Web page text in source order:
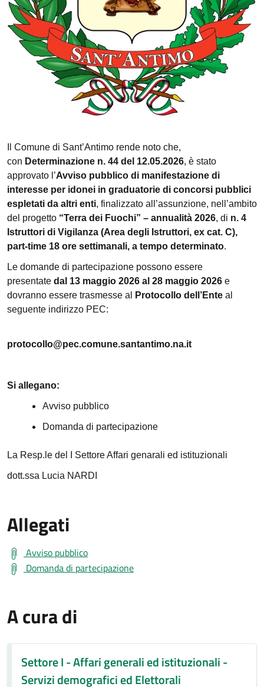
Il Comune di Sant’Antimo rende noto che,
con Determinazione n. 44 del 12.05.2026, è stato
approvato l’Avviso pubblico di manifestazione di
interesse per idonei in graduatorie di concorsi pubblici
espletati da altri enti, finalizzato all’assunzione, nell’ambito
del progetto “Terra dei Fuochi” – annualità 2026, di n. 4
Istruttori di Vigilanza (Area degli Istruttori, ex cat. C),
part-time 18 ore settimanali, a tempo determinato.
Le domande di partecipazione possono essere
presentate dal 13 maggio 2026 al 28 maggio 2026 e
dovranno essere trasmesse al
Protocollo dell’Ente al
seguente indirizzo PEC:
protocollo@pec.comune.santantimo.na.it
Si allegano:
Avviso pubblico
Domanda di partecipazione
La Resp.le del I Settore Affari genarali ed istituzionali
dott.ssa Lucia NARDI
Allegati
Avviso pubblico
Domanda di partecipazione
A cura di
Settore I - Affari generali ed istituzionali -
Servizi demografici ed Elettorali